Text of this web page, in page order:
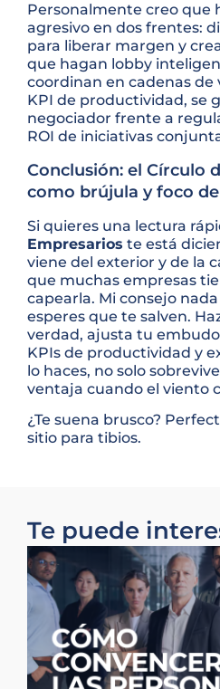
Personalmente creo que
agresivo en dos frentes:
para liberar margen y
que hagan lobby
coordinan en cadenas
KPI de productividad, se
negociador frente a
ROI de iniciativas
Conclusión: el Círculo
como brújula y foco
Si quieres una lectura
Empresarios te está
viene del exterior y de la
que muchas empresas
capearla. Mi consejo
esperes que te salven.
verdad, ajusta tu
KPIs de productividad y
lo haces, no solo
ventaja cuando el viento
¿Te suena brusco?
sitio para tibios.
Te puede